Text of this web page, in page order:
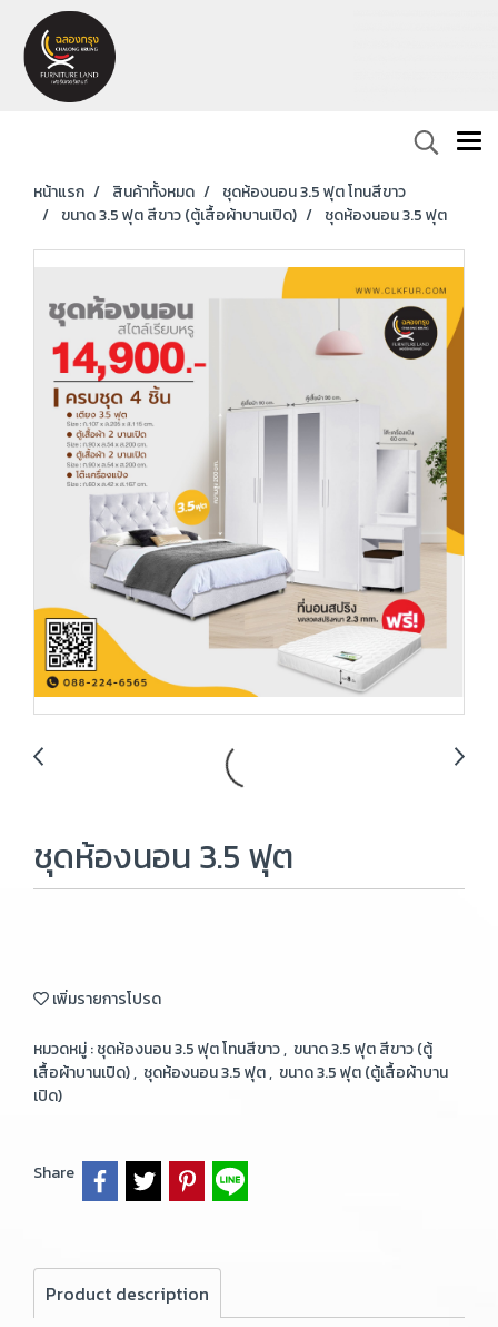
หน้าแรก สินค้าทั้งหมด
ชุดห้องนอน 3.5 ฟุต โทนสีขาว
ขนาด 3.5 ฟุต สีขาว (ตู้เสื้อผ้าบานเปิด)
ชุดห้องนอน 3.5 ฟุต
ชุดห้องนอน 3.5 ฟุต
เพิ่มรายการโปรด
หมวดหมู่ :ชุดห้องนอน 3.5 ฟุต โทนสีขาว, ขนาด 3.5 ฟุต สีขาว (ตู้
เสื้อผ้าบานเปิด), ชุดห้องนอน 3.5 ฟุต, ขนาด 3.5 ฟุต (ตู้เสื้อผ้าบาน
เปิด)
Share
Product description